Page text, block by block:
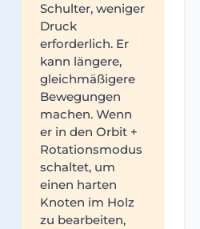
Schulter, weniger
Druck
erforderlich. Er
kann längere,
gleichmäßigere
Bewegungen
machen. Wenn
er in den Orbit +
Rotationsmodus
schaltet, um
einen harten
Knoten im Holz
zu bearbeiten,